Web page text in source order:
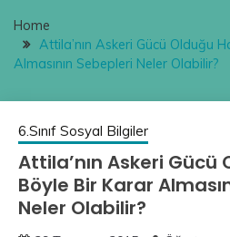
Home
Attila’nın Askeri Gücü Olduğu
Almasının Sebepleri Neler Olabilir?
6.Sınıf Sosyal Bilgiler
Attila’nın Askeri Gücü
Böyle Bir Karar
Neler Olabilir?